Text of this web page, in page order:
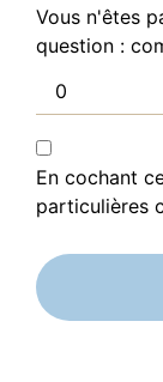
Vous n'êtes
question :
En cochant
particulières